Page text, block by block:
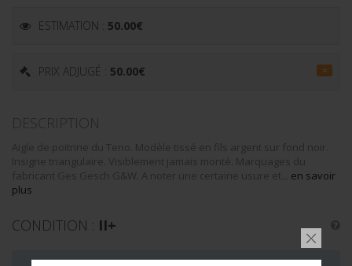
ESTIMATION : 50.00€
PRIX ADJUGÉ : 50.00€ =
DESCRIPTION
Aigle de poitrine du Teno. Modèle tissé en fils argent sur fond noir.
Insigne triangulaire. Visiblement jamais monté. Marquages du
fabricant Ges Gesch G&W. A noter une certaine usure et... en savoir
plus
CONDITION : II+